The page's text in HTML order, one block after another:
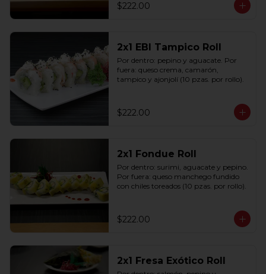
$222.00
2x1 EBI Tampico Roll
Por dentro: pepino y aguacate. Por
fuera: queso crema, camarón,
tampico y ajonjolí (10 pzas. por rollo).
$222.00
2x1 Fondue Roll
Por dentro: surimi, aguacate y pepino.
Por fuera: queso manchego fundido
con chiles toreados (10 pzas. por rollo).
$222.00
2x1 Fresa Exótico Roll